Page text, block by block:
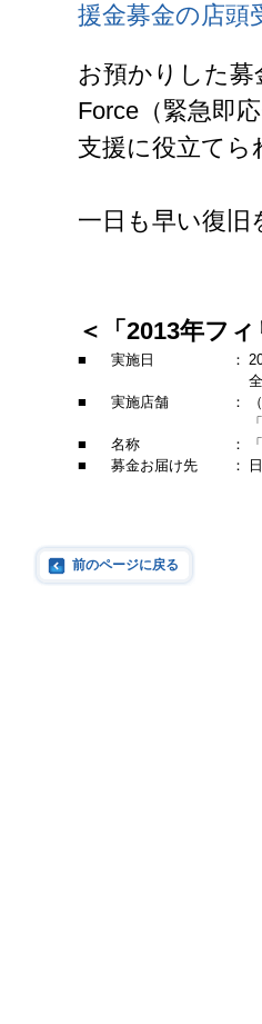
援金募金の店頭
お預かりした募
Force（緊急即
支援に役立てら
一日も早い復
＜「 2013年フィ
■ 実施日 ：
■ 実施店舗 ：
■
名称 ：
■
募金お届け先 ：
前のページに戻る